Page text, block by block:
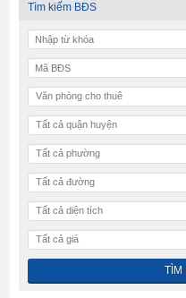
Tìm kiếm BĐS
Văn phòng cho thuê
Tất cả quận huyện
Tất cả phường
Tất cả đường
Tất cả diện tích
Tất cả giá